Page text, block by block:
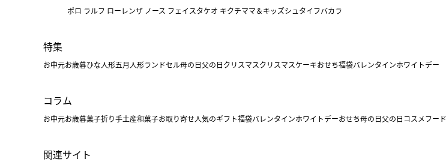
ポロ ラルフ ローレンザ ノース フェイスタケオ キクチママ＆キッズシュタイフバカラ
特集
お中元お歳暮ひな人形五月人形ランドセル母の日父の日クリスマスクリスマスケーキおせち福袋バレンタインホワイトデー
コラム
お中元お歳暮菓子折り手土産和菓子お取り寄せ人気のギフト福袋バレンタインホワイトデーおせち母の日父の日 コスメフード
関連サイト